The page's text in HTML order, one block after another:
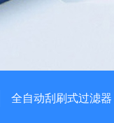
全自动刮刷式过滤器